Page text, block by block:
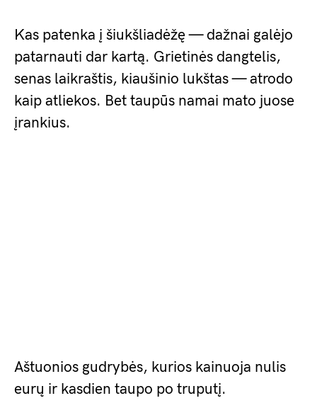
Kas patenka į šiukšliadėžę — dažnai galėjo
patarnauti dar kartą. Grietinės dangtelis,
senas laikraštis, kiaušinio lukštas — atrodo
kaip atliekos. Bet taupūs namai mato juose
įrankius.
Aštuonios gudrybės, kurios kainuoja nulis
eurų ir kasdien taupo po truputį.